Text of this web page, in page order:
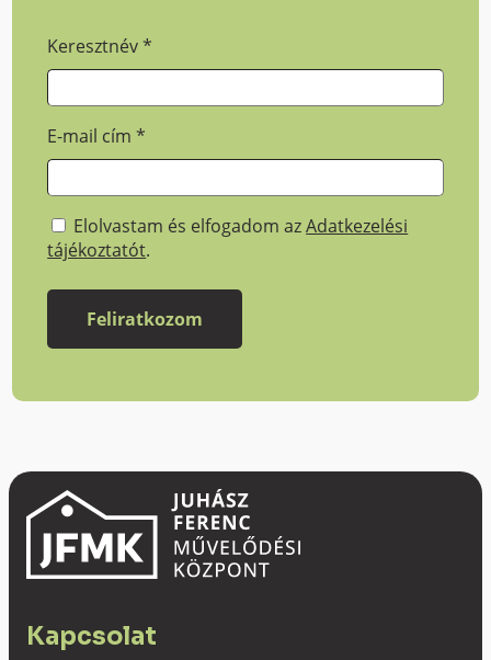
Keresztnév*
E-mail cím*
Elolvastam és elfogadom azAdatkezelési
tájékoztatót.
Kapcsolat